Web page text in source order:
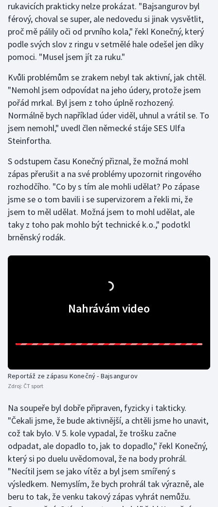
Lyže a snowboard
Moderní pětiboj
Motorsport
Olympijské hry
Parasport
Plavání
Plážový volejbal
Ragby
Rychlobruslení
Rychlostní kanoistika
Veslování
Volejbal
Ostatní
rukavicích prakticky nelze prokázat. "Bajsangurov byl
férový, choval se super, ale nedovedu si jinak vysvětlit,
proč mě pálily oči od prvního kola," řekl Konečný, který
podle svých slov z ringu v setmělé hale odešel jen díky
pomoci. "Musel jsem jít za ruku."
Kvůli problémům se zrakem nebyl tak aktivní, jak chtěl.
"Nemohl jsem odpovídat na jeho údery, protože jsem
pořád mrkal. Byl jsem z toho úplně rozhozený.
Normálně bych například úder viděl, uhnul a vrátil se. To
jsem nemohl," uvedl člen německé stáje SES Ulfa
Steinfortha.
S odstupem času Konečný přiznal, že možná mohl
zápas přerušit a na své problémy upozornit ringového
rozhodčího. "Co by s tím ale mohli udělat? Po zápase
jsme se o tom bavili i se supervizorem a řekli mi, že
jsem to měl udělat. Možná jsem to mohl udělat, ale
taky z toho pak mohlo být technické k.o.," podotkl
brněnský rodák.
Nahrávám video
Reportáž ze zápasu Konečný - Bajsangurov
Zdroj: ČT sport
Na soupeře byl dobře připraven, fyzicky i takticky.
"Čekali jsme, že bude aktivnější, a chtěli jsme ho unavit,
což tak bylo. V 5. kole vypadal, že trošku začne
odpadat, ale dopadlo to, jak to dopadlo," řekl Konečný,
který si po duelu uvědomoval, že na body prohrál.
"Necítil jsem se jako vítěz a byl jsem smířený s
výsledkem. Nemyslím, že bych prohrál tak výrazně, ale
beru to tak, že venku takový zápas vyhrát nemůžu.